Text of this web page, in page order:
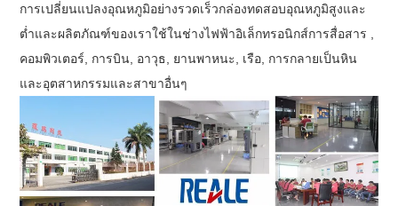
การเปลี่ยนแปลงอุณหภูมิอย่างรวดเร็วกล่องทดสอบอุณหภูมิสูงและ
ต่ำและผลิตภัณฑ์ของเราใช้ในช่างไฟฟ้าอิเล็กทรอนิกส์การสื่อสาร ,
คอมพิวเตอร์, การบิน, อาวุธ, ยานพาหนะ, เรือ, การกลายเป็นหิน
และอุตสาหกรรมและสาขาอื่นๆ